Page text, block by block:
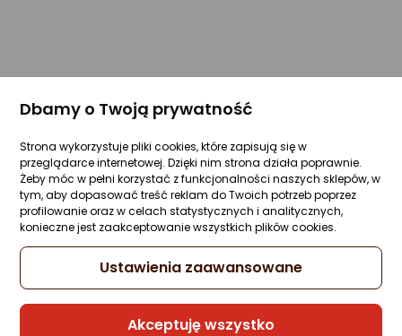
Dbamy o Twoją prywatność
Strona wykorzystuje pliki cookies, które zapisują się w
przeglądarce internetowej. Dzięki nim strona działa poprawnie.
Żeby móc w pełni korzystać z funkcjonalności naszych sklepów, w
tym, aby dopasować treść reklam do Twoich potrzeb poprzez
profilowanie oraz w celach statystycznych i analitycznych,
konieczne jest zaakceptowanie wszystkich plików cookies.
Ustawienia zaawansowane
Akceptuję wszystko